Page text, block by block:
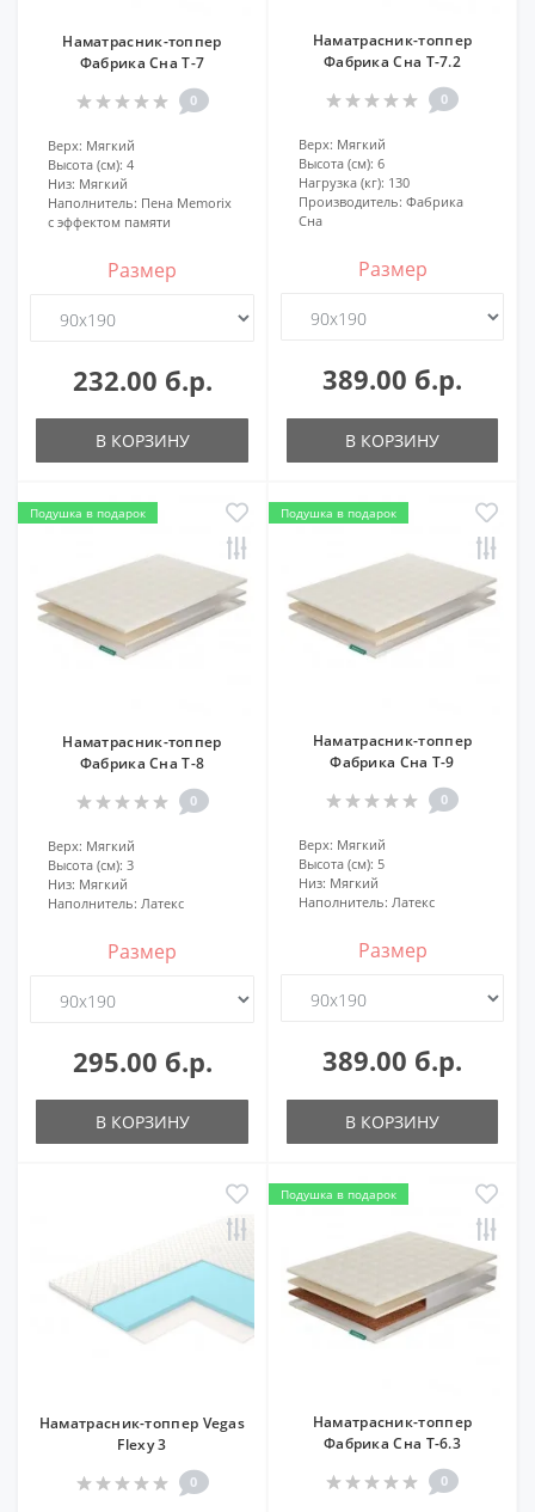
Наматрасник-топпер
Фабрика Сна Т-7
0
Верх: Мягкий
Высота (см): 4
Низ: Мягкий
Наполнитель: Пена Memorix
с эффектом памяти
Размер
232.00 б.р.
В КОРЗИНУ
Наматрасник-топпер
Фабрика Сна Т-7.2
0
Верх: Мягкий
Высота (см): 6
Нагрузка (кг): 130
Производитель: Фабрика
Сна
Размер
389.00 б.р.
В КОРЗИНУ
Подушка в подарок
Наматрасник-топпер
Фабрика Сна Т-8
0
Верх: Мягкий
Высота (см): 3
Низ: Мягкий
Наполнитель: Латекс
Размер
295.00 б.р.
В КОРЗИНУ
Подушка в подарок
Наматрасник-топпер
Фабрика Сна Т-9
0
Верх: Мягкий
Высота (см): 5
Низ: Мягкий
Наполнитель: Латекс
Размер
389.00 б.р.
В КОРЗИНУ
Наматрасник-топпер Vegas
Flexy 3
0
Подушка в подарок
Наматрасник-топпер
Фабрика Сна Т-6.3
0